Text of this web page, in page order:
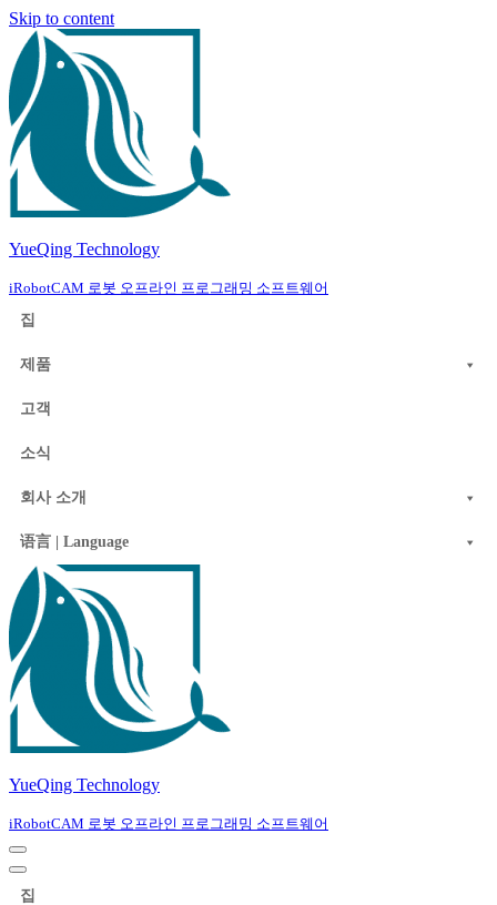
Skip to content
YueQing Technology
iRobotCAM 로봇 오프라인 프로그래밍 소프트웨어
집
제품
고객
소식
회사 소개
语言 | Language
YueQing Technology
iRobotCAM 로봇 오프라인 프로그래밍 소프트웨어
Navigation
Menu
Navigation
Menu
집